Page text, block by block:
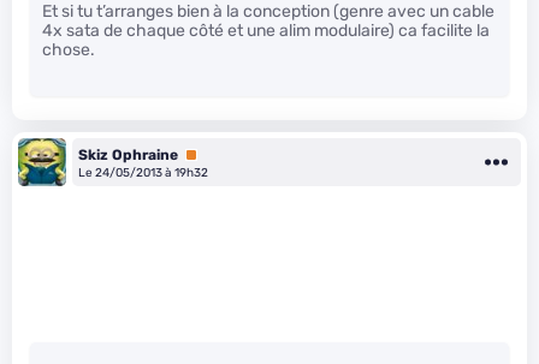
Et si tu t’arranges bien à la conception (genre avec un cable
4x sata de chaque côté et une alim modulaire) ca facilite la
chose.
Skiz Ophraine Premium
Le 24/05/2013 à 19h32